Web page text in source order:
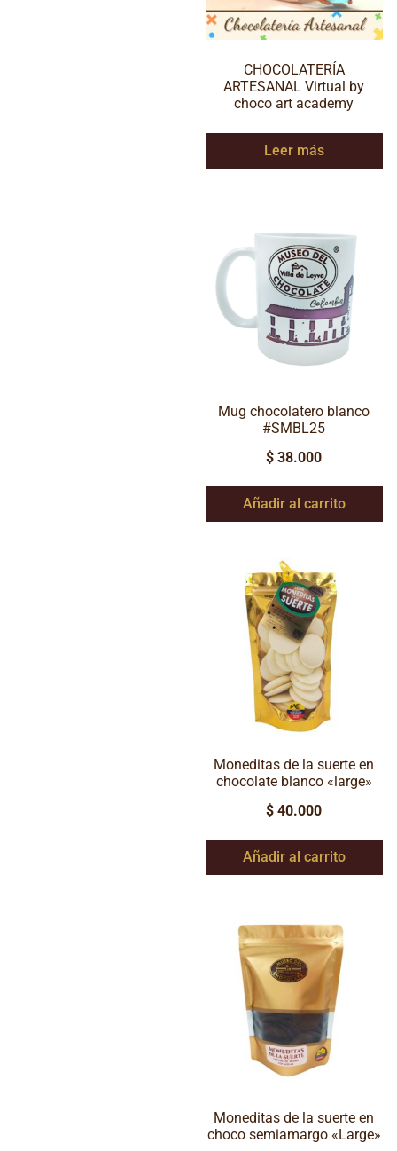
CHOCOLATERÍA
ARTESANAL Virtual by
choco art academy
Leer más
Mug chocolatero blanco
#SMBL25
$ 38.000
Añadir al carrito
Moneditas de la suerte en
chocolate blanco «large»
$ 40.000
Añadir al carrito
Moneditas de la suerte en
choco semiamargo «Large»